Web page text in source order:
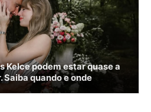
Kelce podem estar quase a
Saiba quando e onde